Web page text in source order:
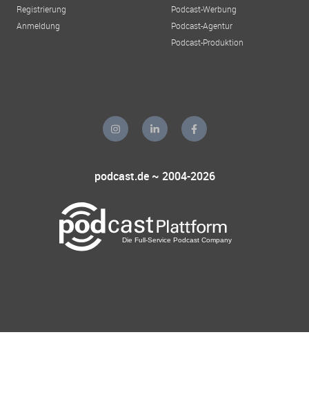
Registrierung
Anmeldung
Podcast-Werbung
Podcast-Agentur
Podcast-Produktion
podcast.de ~ 2004-2026